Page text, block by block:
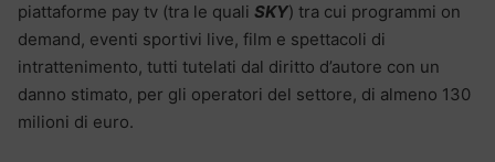
piattaforme pay tv (tra le quali SKY) tra cui programmi on
demand, eventi sportivi live, film e spettacoli di
intrattenimento, tutti tutelati dal diritto d’autore con un
danno stimato, per gli operatori del settore, di almeno 130
milioni di euro.